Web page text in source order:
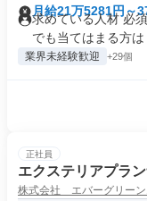
月給21万5281円～
求めている人材 必
でも当てはまる方は
業界未経験歓迎 +29個
正社員
エクステリアプラ
株式会社 エバーグリーン